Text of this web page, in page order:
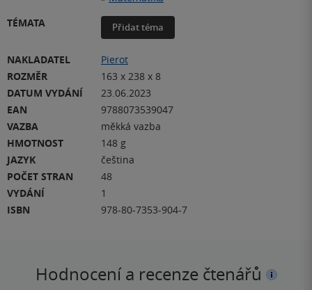
TÉMATA
Přidat téma
NAKLADATEL
Pierot
ROZMĚR
163 x 238 x 8
DATUM VYDÁNÍ
23.06.2023
EAN
9788073539047
VAZBA
měkká vazba
HMOTNOST
148 g
JAZYK
čeština
POČET STRAN
48
VYDÁNÍ
1
ISBN
978-80-7353-904-7
Hodnocení a recenze čtenářů